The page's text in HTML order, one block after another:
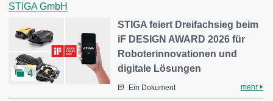
STIGA GmbH
4
STIGA feiert Dreifachsieg beim
iF DESIGN AWARD 2026 für
Roboterinnovationen und
digitale Lösungen
Ein Dokument mehr